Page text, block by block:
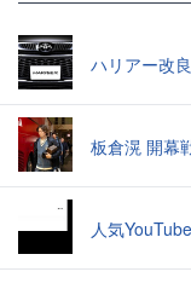
ハリアー改
板倉滉 開幕
人気